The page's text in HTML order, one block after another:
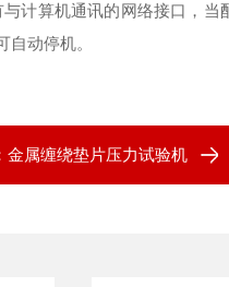
计算机通讯的网络接口，当
动停机。
金属缠绕垫片压力试验机